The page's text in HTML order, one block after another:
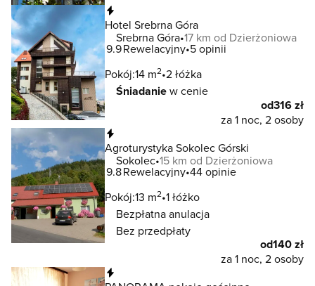
Hotel Srebrna Góra
Srebrna Góra 17 km od Dzierżoniowa
9.9Rewelacyjny 5 opinii
Pokój:14 m2 2 łóżka
Śniadaniew cenie
od316 zł
za 1 noc, 2 osoby
Agroturystyka Sokolec Górski
Sokolec 15 km od Dzierżoniowa
9.8Rewelacyjny 44 opinie
Pokój:13 m2 1 łóżko
Bezpłatna anulacja
Bez przedpłaty
od140 zł
za 1 noc, 2 osoby